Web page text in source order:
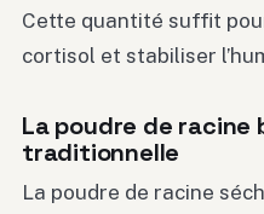
Cette quantité suffit
cortisol et stabiliser
La poudre de racine
traditionnelle
La poudre de racine